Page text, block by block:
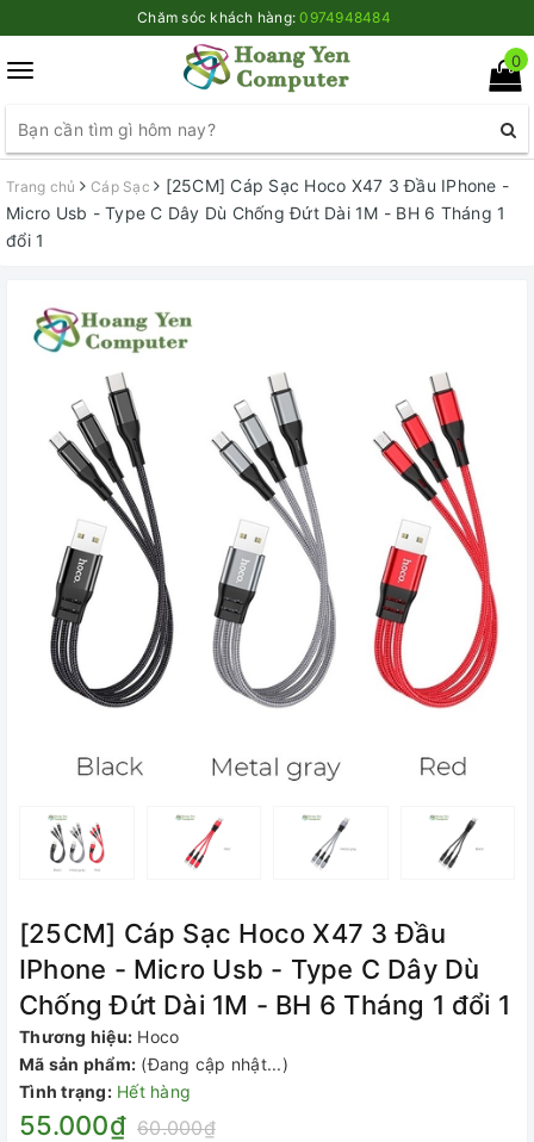
Chăm sóc khách hàng:0974948484
Toggle
0
Trang chủ Cáp Sạc
[25CM] Cáp Sạc Hoco X47 3 Đầu IPhone -
Micro Usb - Type C Dây Dù Chống Đứt Dài 1M - BH 6 Tháng 1
đổi 1
[25CM] Cáp Sạc Hoco X47 3 Đầu
IPhone - Micro Usb - Type C Dây Dù
Chống Đứt Dài 1M - BH 6 Tháng 1 đổi 1
Thương hiệu: Hoco
Mã sản phẩm: (Đang cập nhật...)
Tình trạng: Hết hàng
55.000₫ 60.000₫